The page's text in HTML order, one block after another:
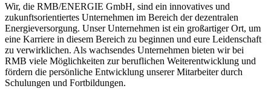
Wir, die RMB/ENERGIE GmbH, sind ein innovatives und
zukunftsorientiertes Unternehmen im Bereich der dezentralen
Energieversorgung. Unser Unternehmen ist ein großartiger Ort, um
eine Karriere in diesem Bereich zu beginnen und eure Leidenschaft
zu verwirklichen. Als wachsendes Unternehmen bieten wir bei
RMB viele Möglichkeiten zur beruflichen Weiterentwicklung und
fördern die persönliche Entwicklung unserer Mitarbeiter durch
Schulungen und Fortbildungen.